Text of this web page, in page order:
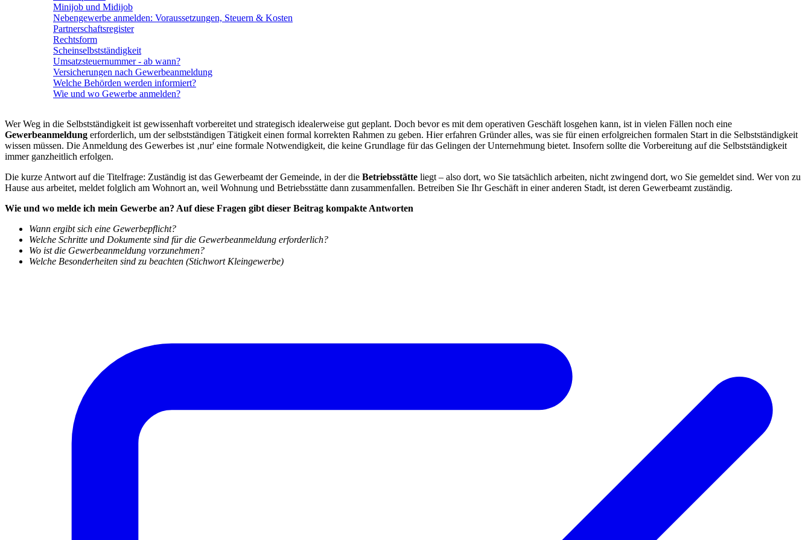
Minijob und Midijob
Nebengewerbe anmelden: Voraussetzungen, Steuern & Kosten
Partnerschaftsregister
Rechtsform
Scheinselbstständigkeit
Umsatzsteuernummer - ab wann?
Versicherungen nach Gewerbeanmeldung
Welche Behörden werden informiert?
Wie und wo Gewerbe anmelden?
Wer Weg in die Selbstständigkeit ist gewissenhaft vorbereitet und strategisch idealerweise gut geplant. Doch bevor es mit dem operativen Geschäft losgehen kann, ist in vielen Fällen noch eine
Gewerbeanmeldung erforderlich, um der selbstständigen Tätigkeit einen formal korrekten Rahmen zu geben. Hier erfahren Gründer alles, was sie für einen erfolgreichen formalen Start in die Selbstständigkeit
wissen müssen. Die Anmeldung des Gewerbes ist ‚nur' eine formale Notwendigkeit, die keine Grundlage für das Gelingen der Unternehmung bietet. Insofern sollte die Vorbereitung auf die Selbstständigkeit
immer ganzheitlich erfolgen.
Die kurze Antwort auf die Titelfrage: Zuständig ist das Gewerbeamt der Gemeinde, in der die Betriebsstätte liegt – also dort, wo Sie tatsächlich arbeiten, nicht zwingend dort, wo Sie gemeldet sind. Wer von zu
Hause aus arbeitet, meldet folglich am Wohnort an, weil Wohnung und Betriebsstätte dann zusammenfallen. Betreiben Sie Ihr Geschäft in einer anderen Stadt, ist deren Gewerbeamt zuständig.
Wie und wo melde ich mein Gewerbe an? Auf diese Fragen gibt dieser Beitrag kompakte Antworten
Wann ergibt sich eine Gewerbepflicht?
Welche Schritte und Dokumente sind für die Gewerbeanmeldung erforderlich?
Wo ist die Gewerbeanmeldung vorzunehmen?
Welche Besonderheiten sind zu beachten (Stichwort Kleingewerbe)